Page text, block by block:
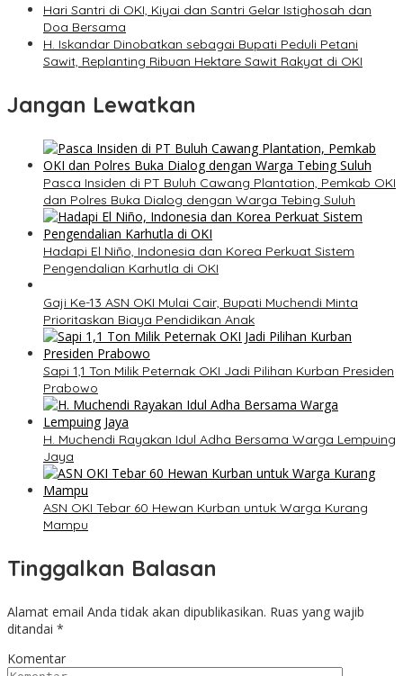
Hari Santri di OKI, Kiyai dan Santri Gelar Istighosah dan
Doa Bersama
H. Iskandar Dinobatkan sebagai Bupati Peduli Petani
Sawit, Replanting Ribuan Hektare Sawit Rakyat di OKI
Jangan Lewatkan
Pasca Insiden di PT Buluh Cawang Plantation, Pemkab OKI
dan Polres Buka Dialog dengan Warga Tebing Suluh
Hadapi El Niño, Indonesia dan Korea Perkuat Sistem
Pengendalian Karhutla di OKI
Gaji Ke-13 ASN OKI Mulai Cair, Bupati Muchendi Minta
Prioritaskan Biaya Pendidikan Anak
Sapi 1,1 Ton Milik Peternak OKI Jadi Pilihan Kurban Presiden
Prabowo
H. Muchendi Rayakan Idul Adha Bersama Warga Lempuing
Jaya
ASN OKI Tebar 60 Hewan Kurban untuk Warga Kurang
Mampu
Tinggalkan Balasan
Alamat email Anda tidak akan dipublikasikan. Ruas yang wajib
ditandai *
Komentar